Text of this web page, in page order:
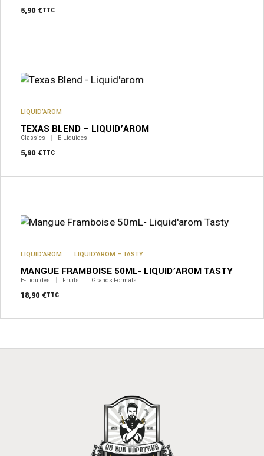
5,90 €TTC
page
produit
LIQUID’AROM
TEXAS BLEND – LIQUID’AROM
Classics E-Liquides
5,90 €TTC
variations.
peuvent
choisies
page
produit
LIQUID’AROM LIQUID’AROM – TASTY
MANGUE FRAMBOISE 50ML- LIQUID’AROM TASTY
E-Liquides Fruits Grands Formats
18,90 €TTC